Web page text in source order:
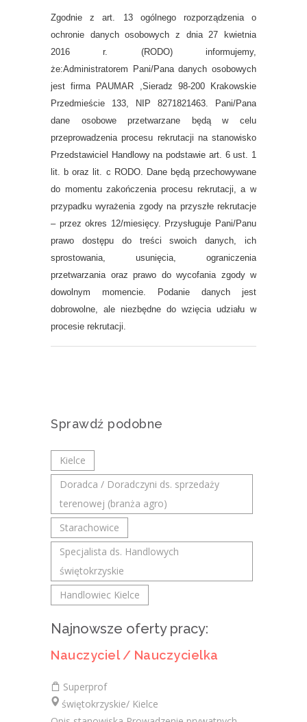
Zgodnie z art. 13 ogólnego rozporządzenia o
ochronie danych osobowych z dnia 27 kwietnia
2016 r. (RODO) informujemy,
że:Administratorem Pani/Pana danych osobowych
jest firma PAUMAR ,Sieradz 98-200 Krakowskie
Przedmieście 133, NIP 8271821463. Pani/Pana
dane osobowe przetwarzane będą w celu
przeprowadzenia procesu rekrutacji na stanowisko
Przedstawiciel Handlowy na podstawie art. 6 ust. 1
lit. b oraz lit. c RODO. Dane będą przechowywane
do momentu zakończenia procesu rekrutacji, a w
przypadku wyrażenia zgody na przyszłe rekrutacje
– przez okres 12/miesięcy. Przysługuje Pani/Panu
prawo dostępu do treści swoich danych, ich
sprostowania, usunięcia, ograniczenia
przetwarzania oraz prawo do wycofania zgody w
dowolnym momencie. Podanie danych jest
dobrowolne, ale niezbędne do wzięcia udziału w
procesie rekrutacji.
Sprawdź podobne
Kielce
Doradca / Doradczyni ds. sprzedaży
terenowej (branża agro)
Starachowice
Specjalista ds. Handlowych
świętokrzyskie
Handlowiec Kielce
Najnowsze oferty pracy:
Nauczyciel / Nauczycielka
Superprof
świętokrzyskie/ Kielce